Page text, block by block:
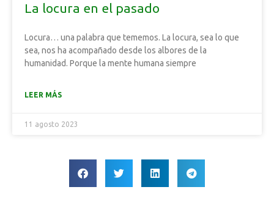
La locura en el pasado
Locura… una palabra que tememos. La locura, sea lo que
sea, nos ha acompañado desde los albores de la
humanidad. Porque la mente humana siempre
LEER MÁS
11 agosto 2023